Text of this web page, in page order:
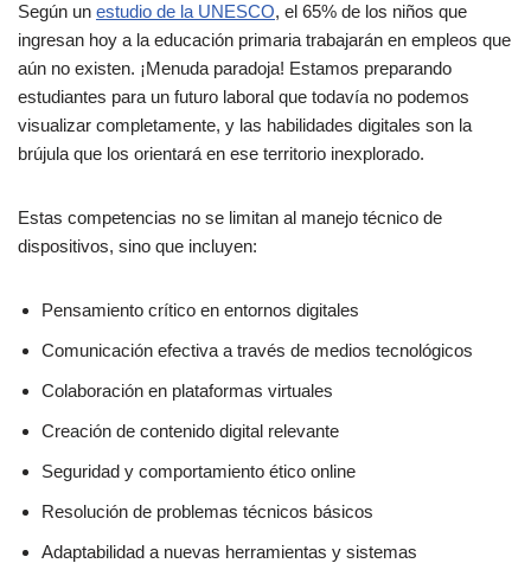
Según un estudio de la UNESCO, el 65% de los niños que
ingresan hoy a la educación primaria trabajarán en empleos que
aún no existen. ¡Menuda paradoja! Estamos preparando
estudiantes para un futuro laboral que todavía no podemos
visualizar completamente, y las habilidades digitales son la
brújula que los orientará en ese territorio inexplorado.
Estas competencias no se limitan al manejo técnico de
dispositivos, sino que incluyen:
Pensamiento crítico en entornos digitales
Comunicación efectiva a través de medios tecnológicos
Colaboración en plataformas virtuales
Creación de contenido digital relevante
Seguridad y comportamiento ético online
Resolución de problemas técnicos básicos
Adaptabilidad a nuevas herramientas y sistemas